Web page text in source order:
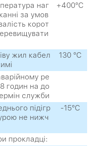
наг
за умов
корот
+400°С
жил кабел
130 °С
ре
годин на до
служби
підігр
не нижч
-15°С
прокладці: